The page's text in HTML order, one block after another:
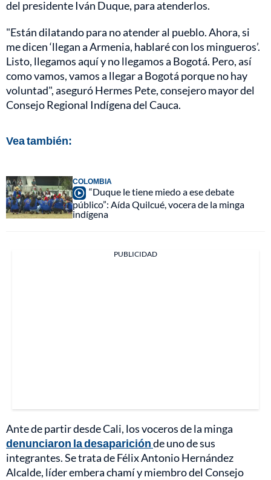
del presidente Iván Duque, para atenderlos.
"Están dilatando para no atender al pueblo. Ahora, si
me dicen ‘llegan a Armenia, hablaré con los mingueros’.
Listo, llegamos aquí y no llegamos a Bogotá. Pero, así
como vamos, vamos a llegar a Bogotá porque no hay
voluntad", aseguró Hermes Pete, consejero mayor del
Consejo Regional Indígena del Cauca.
Vea también:
COLOMBIA
“Duque le tiene miedo a ese debate
público”: Aída Quilcué, vocera de la minga
indígena
PUBLICIDAD
Ante de partir desde Cali, los voceros de la minga
denunciaron la desapariciónde uno de sus
integrantes. Se trata de Félix Antonio Hernández
Alcalde, líder embera chamí y miembro del Consejo